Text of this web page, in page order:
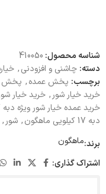
شناسه محصول: 410050
دسته: چاشنی و افزودنی,
برچسب: پخش عمده, پخش
خرید خیار شور , خرید خیار شور ویژه
خرید عمده خیار شور ویژه دبه 17 کیلویی ماهگون
دبه 17 کیلویی ماهگون
, شور ,
برند:ماهگون
اشتراک گذاری: